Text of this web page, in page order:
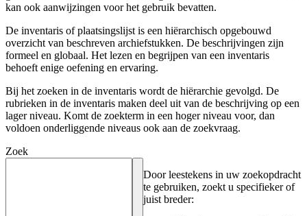
kan ook aanwijzingen voor het gebruik bevatten.
De inventaris of plaatsingslijst is een hiërarchisch opgebouwd
overzicht van beschreven archiefstukken. De beschrijvingen zijn
formeel en globaal. Het lezen en begrijpen van een inventaris
behoeft enige oefening en ervaring.
Bij het zoeken in de inventaris wordt de hiërarchie gevolgd. De
rubrieken in de inventaris maken deel uit van de beschrijving op een
lager niveau. Komt de zoekterm in een hoger niveau voor, dan
voldoen onderliggende niveaus ook aan de zoekvraag.
Zoek
Door leestekens in uw zoekopdracht
te gebruiken, zoekt u specifieker of
juist breder: